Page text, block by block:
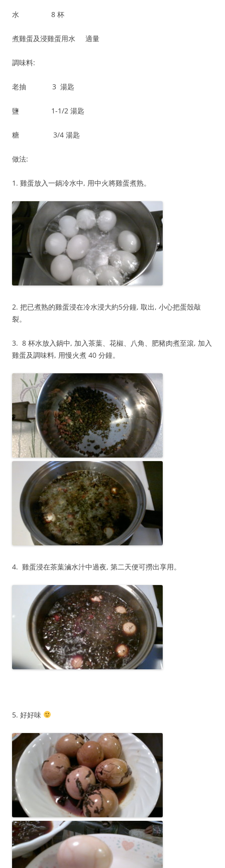
水 8 杯
煮雞蛋及浸雞蛋用水 適量
調味料:
老抽 3 湯匙
鹽 1-1/2 湯匙
糖 3/4 湯匙
做法:
1. 雞蛋放入一鍋冷水中, 用中火將雞蛋煮熟。
2. 把已煮熟的雞蛋浸在冷水浸大約5分鐘, 取出, 小心把蛋殼敲
裂。
3. 8 杯水放入鍋中, 加入茶葉、花椒、八角、肥豬肉煮至滾, 加入
雞蛋及調味料, 用慢火煮 40 分鐘。
4. 雞蛋浸在茶葉滷水汁中過夜, 第二天便可撈出享用。
5. 好好味